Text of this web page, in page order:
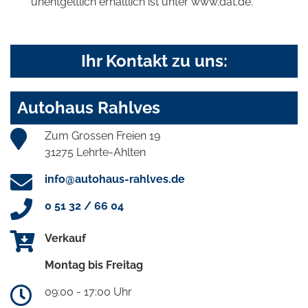
Ihr Kontakt zu uns:
Autohaus Rahlves
Zum Grossen Freien 19
31275 Lehrte-Ahlten
info@autohaus-rahlves.de
0 51 32 / 66 04
Verkauf
Montag bis Freitag
09:00 - 17:00 Uhr